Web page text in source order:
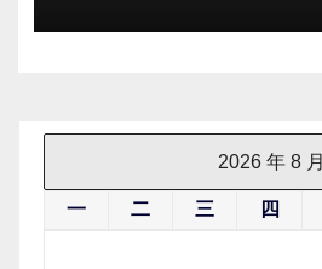
2026 年 8 月
一 二 三 四